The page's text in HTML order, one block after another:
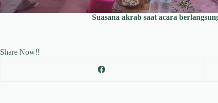
Suasana akrab saat acara
Share Now!!